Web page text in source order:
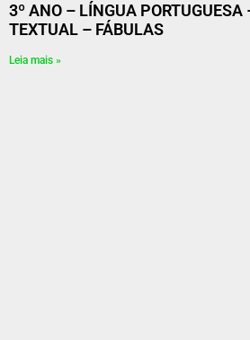
3º ANO – LÍNGUA PORTUGUESA
TEXTUAL – FÁBULAS
Leia mais »